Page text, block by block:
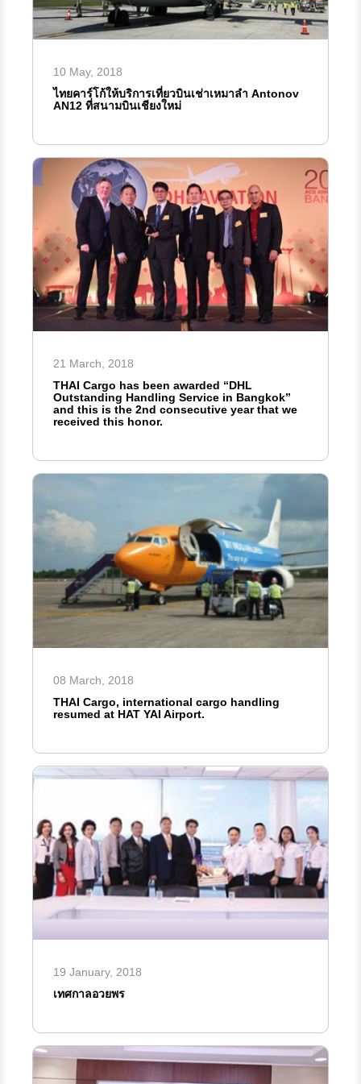
10 May, 2018
ไทยคาร์โก้ให้บริการเที่ยวบินเช่าเหมาลำ Antonov
AN12 ที่สนามบินเชียงใหม่
21 March, 2018
THAI Cargo has been awarded “DHL
Outstanding Handling Service in Bangkok”
and this is the 2nd consecutive year that we
received this honor.
08 March, 2018
THAI Cargo, international cargo handling
resumed at HAT YAI Airport.
19 January, 2018
เทศกาลอวยพร